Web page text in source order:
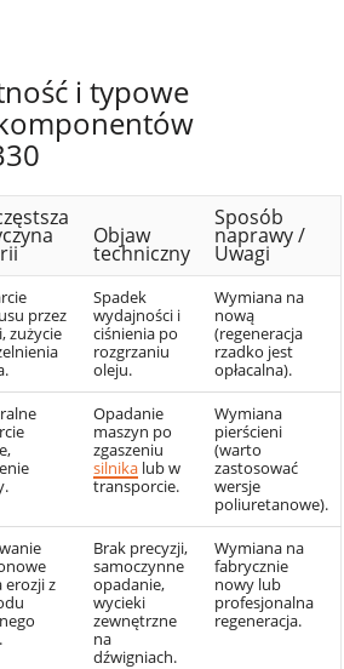
i typowe
Objaw
techniczny
Sposób
naprawy /
Uwagi
przez
zużycie
Spadek
wydajności i
ciśnienia po
rozgrzaniu
oleju.
Wymiana na
nową
(regeneracja
rzadko jest
opłacalna).
Opadanie
maszyn po
zgaszeniu
silnika lub w
transporcie.
Wymiana
pierścieni
(warto
zastosować
wersje
poliuretanowe).
erozji z
Brak precyzji,
samoczynne
opadanie,
wycieki
zewnętrzne
na
dźwigniach.
Wymiana na
fabrycznie
nowy lub
profesjonalna
regeneracja.